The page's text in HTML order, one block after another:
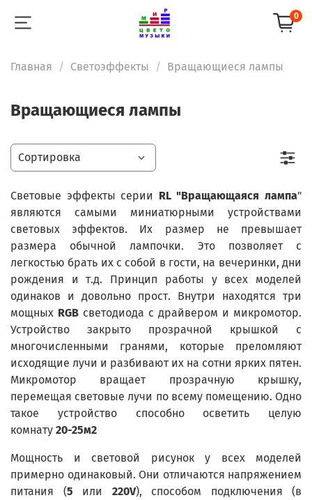
0
Главная Светоэффекты Вращающиеся лампы
Вращающиеся лампы
Световые эффекты серии RL "Вращающаяся лампа"
являются самыми миниатюрными устройствами
световых эффектов. Их размер не превышает
размера обычной лампочки. Это позволяет с
легкостью брать их с собой в гости, на вечеринки, дни
рождения и т.д. Принцип работы у всех моделей
одинаков и довольно прост. Внутри находятся три
мощных RGB светодиода с драйвером и микромотор.
Устройство закрыто прозрачной крышкой с
многочисленными гранями, которые преломляют
исходящие лучи и разбивают их на сотни ярких пятен.
Микромотор вращает прозрачную крышку,
перемещая световые лучи по всему помещению. Одно
такое устройство способно осветить целую
комнату 20-25м2
Мощность и световой рисунок у всех моделей
примерно одинаковый. Они отличаются напряжением
питания (5 или 220V), способом подключения (в